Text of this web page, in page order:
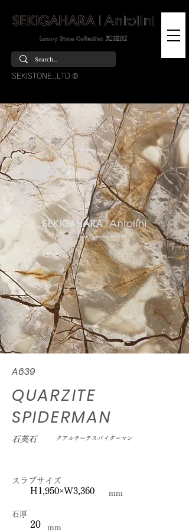
SEKISTONE.,LTD ©
A639
QUARZITE
SPIDERMAN
石英石 クアルチーテスパイダーマン
スラブサイズ
H1,950×W3,360 mm
石厚
20 mm